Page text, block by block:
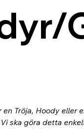
Tröja, Hoody eller
ska göra detta